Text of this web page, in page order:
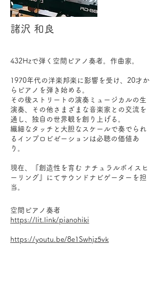
諸沢 和良
432Hzで弾く空間ピアノ奏者。作曲家。
1970年代の洋楽邦楽に影響を受け、20才か
らピアノを弾き始める。
その後ストリートの演奏ミュージカルの生
演奏、その他さまざまな音楽家との交流を
通し、独自の世界観を創り上げる。
繊細なタッチと大胆なスケールで奏でられ
るインプロビゼーションは必聴の価値あ
り。
現在、『創造性を育む ナチュラルボイスヒ
ーリング』にてサウンドナビゲーターを担
当。
空間ピアノ奏者
https://lit.link/pianohiki
https://youtu.be/8e1Swhjz5vk